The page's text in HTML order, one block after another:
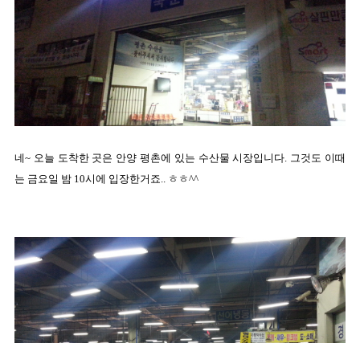
네~ 오늘 도착한 곳은 안양 평촌에 있는 수산물 시장입니다. 그것도 이때
는 금요일 밤 10시에 입장한거죠.. ㅎㅎ^^